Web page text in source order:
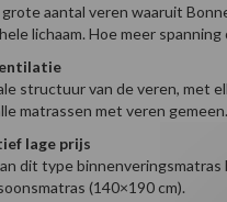
aantal veren waaruit
lichaam. Hoe meer
structuur van de veren, met
matrassen met veren gemeen.
lage prijs
dit type
(140×190 cm).